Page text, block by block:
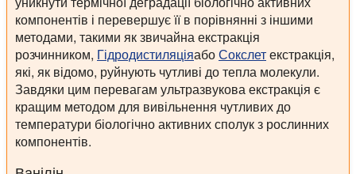
компонентів і перевершує її в порівнянні з іншими
методами, такими як звичайна екстракція
розчинником, ГідродистиляціяабоСокслетекстракція,
які, як відомо, руйнують чутливі до тепла молекули.
Завдяки цим перевагам ультразвукова екстракція є
кращим методом для вивільнення чутливих до
температури біологічно активних сполук з рослинних
компонентів.